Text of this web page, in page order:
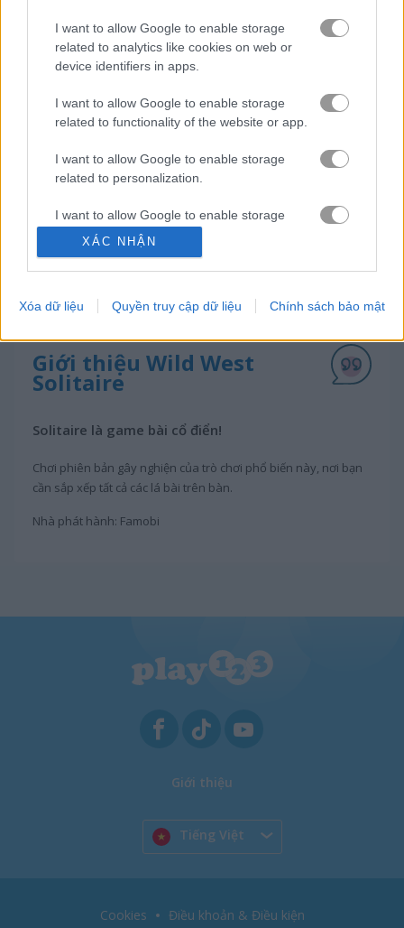
I want to allow Google to enable storage
related to analytics like cookies on web or
device identifiers in apps.
I want to allow Google to enable storage
related to functionality of the website or app.
I want to allow Google to enable storage
related to personalization.
I want to allow Google to enable storage
related to security, including authentication
functionality and fraud prevention, and other
user protection.
XÁC NHẬN
Xóa dữ liệu Quyền truy cập dữ liệu Chính sách bảo mật
trò chơi trực tuyến miễn
solitaire
Video gameplay
Giới thiệu Wild West
Solitaire
Solitaire là game bài cổ điển!
Chơi phiên bản gây nghiện của trò chơi phổ biến này, nơi bạn
cần sắp xếp tất cả các lá bài trên bàn.
Nhà phát hành: Famobi
Giới thiệu
Tiếng Việt
Cookies Điều khoản & Điều kiện